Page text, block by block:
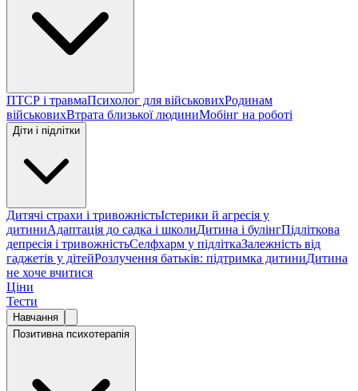
ПТСР і травмаПсихолог для військовихРодинам
військовихВтрата близької людиниМобінг на роботі
Діти і підлітки
Дитячі страхи і тривожністьІстерики й агресія у
дитиниАдаптація до садка і школиДитина і булінгПідліткова
депресія і тривожністьСелфхарм у підліткаЗалежність від
гаджетів у дітейРозлучення батьків: підтримка дитиниДитина
не хоче вчитися
Ціни
Тести
Навчання
Позитивна психотерапія